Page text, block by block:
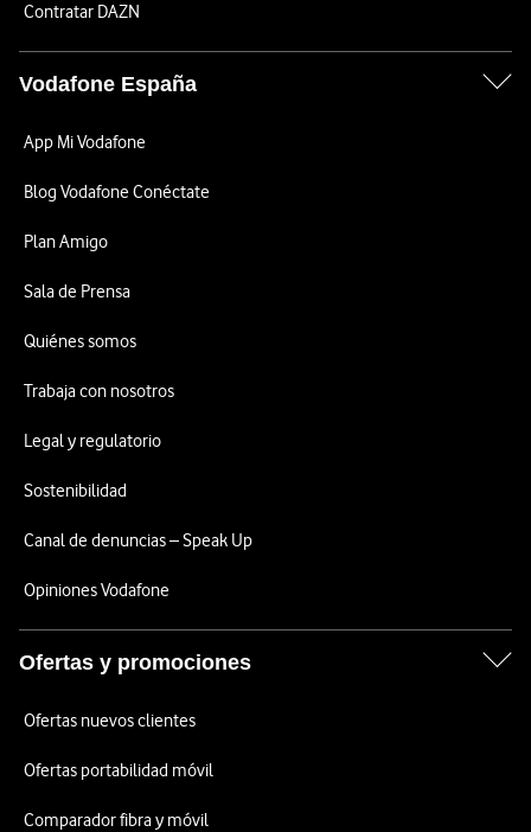
Contratar DAZN
Vodafone España
App Mi Vodafone
Blog Vodafone Conéctate
Plan Amigo
Sala de Prensa
Quiénes somos
Trabaja con nosotros
Legal y regulatorio
Sostenibilidad
Canal de denuncias – Speak Up
Opiniones Vodafone
Ofertas y promociones
Ofertas nuevos clientes
Ofertas portabilidad móvil
Comparador fibra y móvil